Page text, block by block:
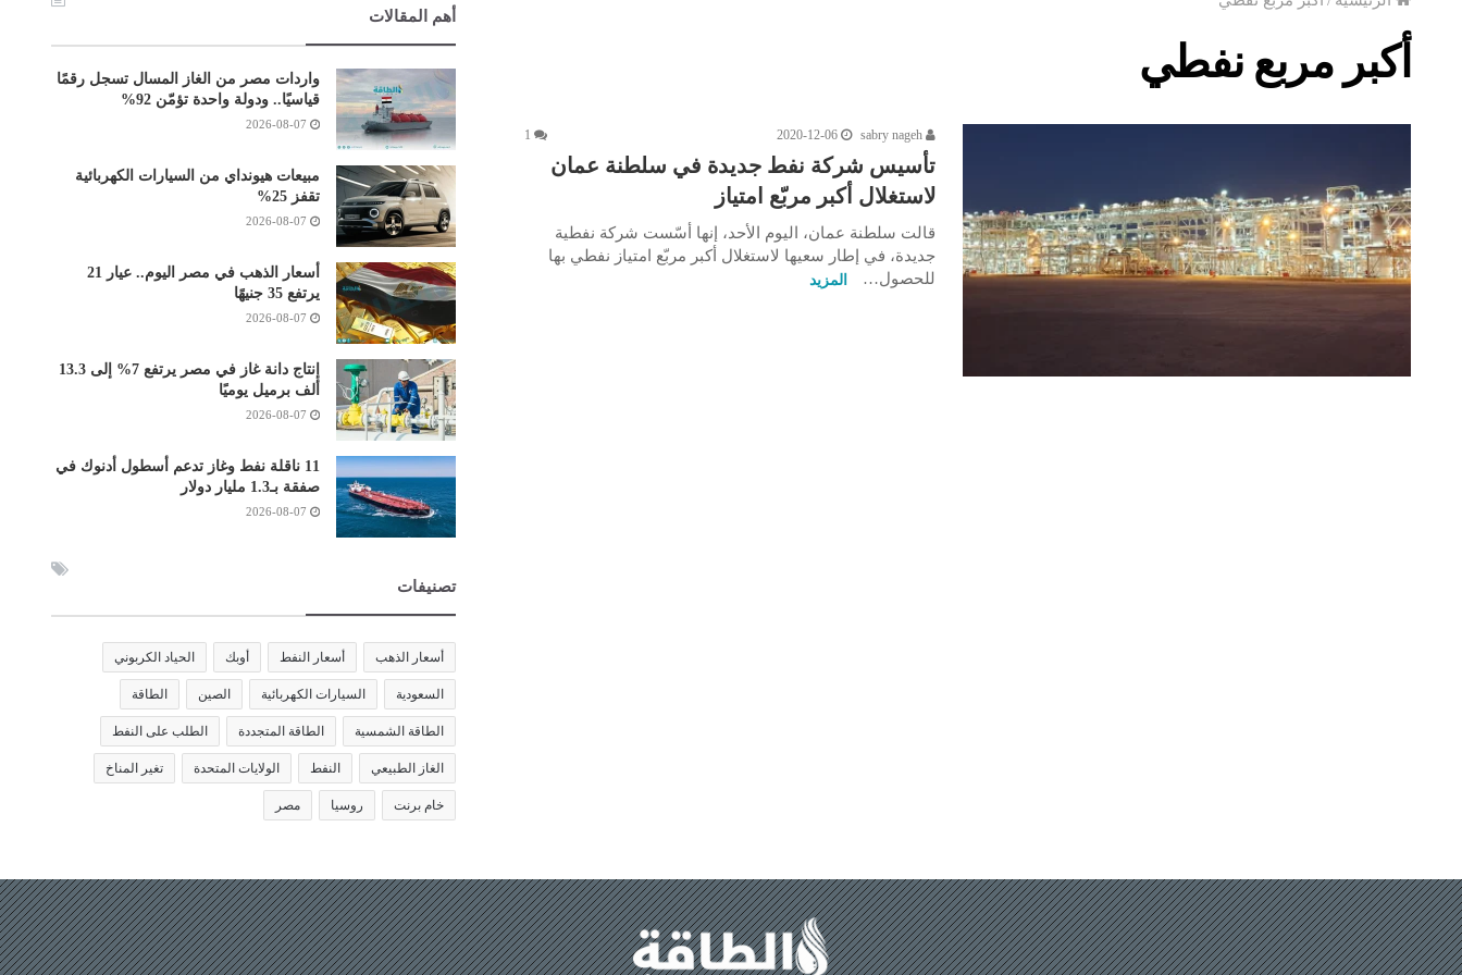
أكبر مربع نفطي
sabry nageh
2020-12-06
1
تأسيس شركة نفط جديدة في سلطنة عمان
لاستغلال أكبر مربّع امتياز
قالت سلطنة عمان، اليوم الأحد، إنها أسّست شركة نفطية
جديدة، في إطار سعيها لاستغلال أكبر مربّع امتياز نفطي بها
للحصول…
المزيد
أهم المقالات
واردات مصر من الغاز المسال تسجل رقمًا
قياسيًا.. ودولة واحدة تؤمّن 92%
2026-08-07
مبيعات هيونداي من السيارات الكهربائية
تقفز 25%
2026-08-07
أسعار الذهب في مصر اليوم.. عيار 21
يرتفع 35 جنيهًا
2026-08-07
إنتاج دانة غاز في مصر يرتفع 7% إلى 13.3
ألف برميل يوميًا
2026-08-07
11 ناقلة نفط وغاز تدعم أسطول أدنوك في
صفقة بـ1.3 مليار دولار
2026-08-07
تصنيفات
أسعار الذهب أسعار النفط أوبك الحياد الكربوني
السعودية السيارات الكهربائية الصين الطاقة
الطاقة الشمسية الطاقة المتجددة الطلب على النفط
الغاز الطبيعي النفط الولايات المتحدة تغير المناخ
خام برنت روسيا مصر